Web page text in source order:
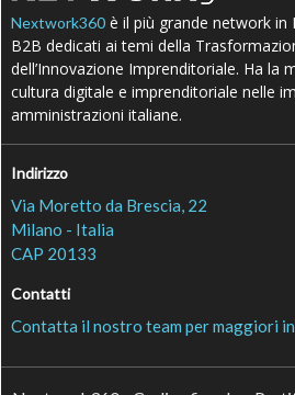
Nextwork360 è il più grande network
B2B dedicati ai temi della
dell’Innovazione Imprenditoriale. Ha la
cultura digitale e imprenditoriale nelle
amministrazioni italiane.
Indirizzo
Via Moretto da Brescia, 22
Milano - Italia
CAP 20133
Contatti
Contatta il nostro team per maggiori